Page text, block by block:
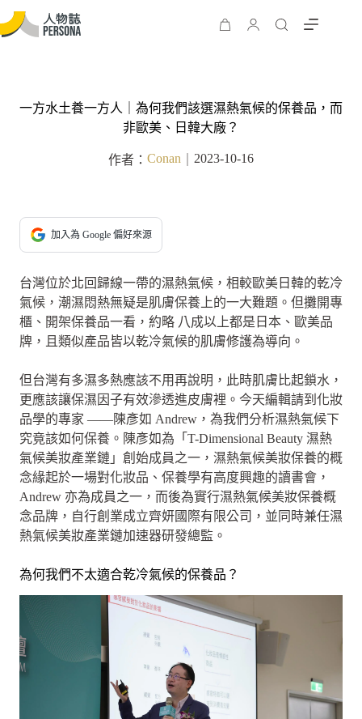
一方水土養一方人｜為何我們該選濕熱氣候的保養品，而
非歐美、日韓大廠？
作者： Conan 2023-10-16
加入為 Google 偏好來源
台灣位於北回歸線一帶的濕熱氣候，相較歐美日韓的乾冷
氣候，潮濕悶熱無疑是肌膚保養上的一大難題。但攤開專
櫃、開架保養品一看，約略 八成以上都是日本、歐美品
牌，且類似產品皆以乾冷氣候的肌膚修護為導向。
但台灣有多濕多熱應該不用再說明，此時肌膚比起鎖水，
更應該讓保濕因子有效滲透進皮膚裡。今天編輯請到化妝
品學的專家 ——陳彥如 Andrew，為我們分析濕熱氣候下
究竟該如何保養。陳彥如為「T-Dimensional Beauty 濕熱
氣候美妝產業鏈」創始成員之一，濕熱氣候美妝保養的概
念緣起於一場對化妝品、保養學有高度興趣的讀書會，
Andrew 亦為成員之一，而後為實行濕熱氣候美妝保養概
念品牌，自行創業成立齊妍國際有限公司，並同時兼任濕
熱氣候美妝產業鏈加速器研發總監。
為何我們不太適合乾冷氣候的保養品？